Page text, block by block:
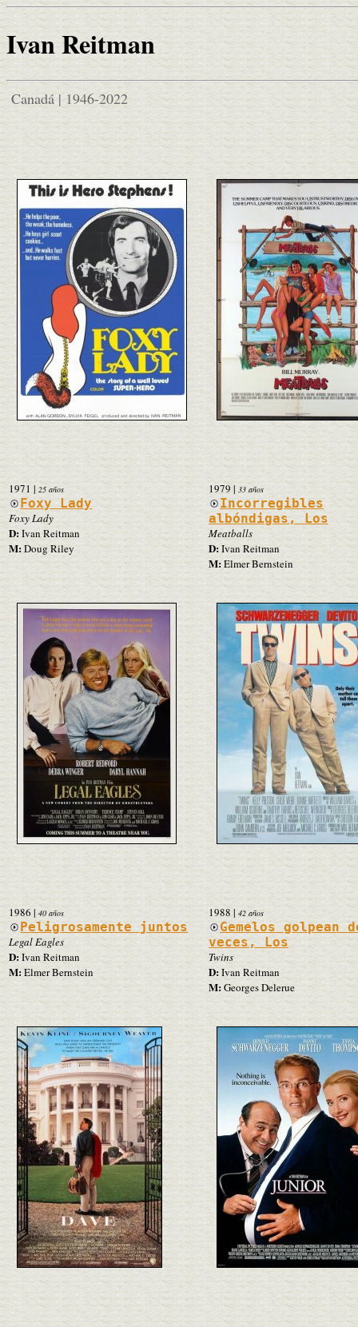
Ivan Reitman
Canadá | 1946-2022
1971 | 25 años
Foxy Lady
Foxy Lady
D:Ivan Reitman
M:Doug Riley
1979 | 33 años
Incorregibles
albóndigas, Los
Meatballs
D:Ivan Reitman
M:Elmer Bernstein
1986 | 40 años
Peligrosamente juntos
Legal Eagles
D:Ivan Reitman
M: Elmer Bernstein
1988 | 42 años
Gemelos golpean
veces, Los
Twins
D: Ivan Reitman
M:Georges Delerue